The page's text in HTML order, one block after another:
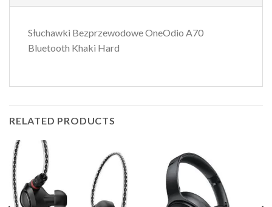
Słuchawki Bezprzewodowe OneOdio A70
Bluetooth Khaki Hard
RELATED PRODUCTS